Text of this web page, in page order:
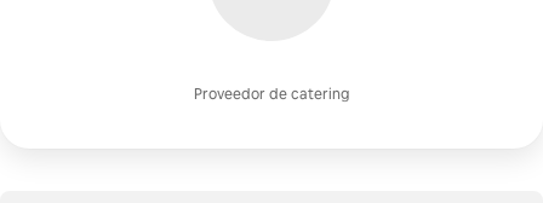
Proveedor de catering